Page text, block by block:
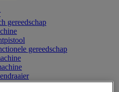
gereedschap
gereedschap